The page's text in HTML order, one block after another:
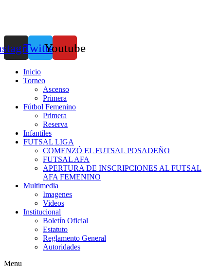
TwitterYoutube
Inicio
Torneo
Ascenso
Primera
Fútbol Femenino
Primera
Reserva
Infantiles
FUTSAL LIGA
COMENZÓ EL FUTSAL POSADEÑO
FUTSAL AFA
APERTURA DE INSCRIPCIONES AL FUTSAL
AFA FEMENINO
Multimedia
Imagenes
Videos
Institucional
Boletín Oficial
Estatuto
Reglamento General
Autoridades
Menu